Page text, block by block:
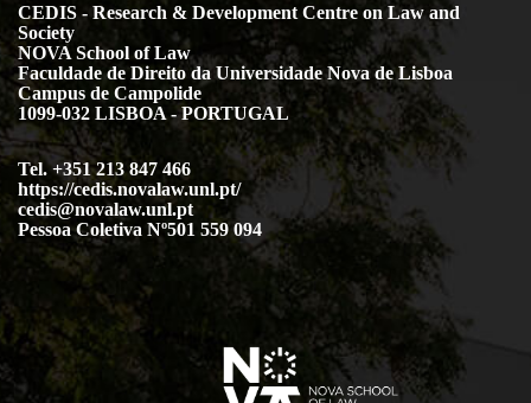
CEDIS - Research & Development Centre on Law and
Society
NOVA School of Law
Faculdade de Direito da Universidade Nova de Lisboa
Campus de Campolide
1099-032 LISBOA - PORTUGAL
Tel. +351 213 847 466
https://cedis.novalaw.unl.pt/
cedis@novalaw.unl.pt
Pessoa Coletiva Nº501 559 094